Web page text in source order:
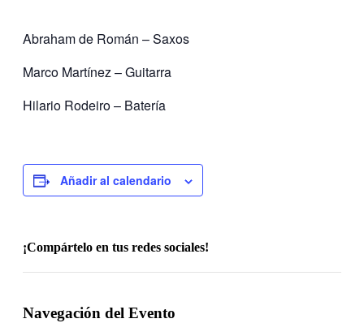
Abraham de Román – Saxos
Marco Martínez – Guitarra
Hilario Rodeiro – Batería
Añadir al calendario
¡Compártelo en tus redes sociales!
Navegación del Evento